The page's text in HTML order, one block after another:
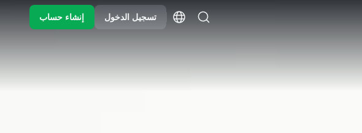
تسجيل الدخول إنشاء حساب